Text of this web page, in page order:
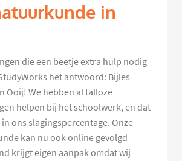
in
die een beetje extra hulp nodig
het antwoord: Bijles
Ooij! We hebben al talloze
helpen bij het schoolwerk, en dat
ons slagingspercentage. Onze
kan nu ook online gevolgd
krijgt eigen aanpak omdat wij